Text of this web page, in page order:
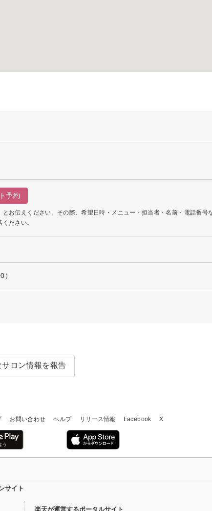
予約
お伝えください。その際、希望日時・メニュー・担当者・名前・電話番号
ださい。
ロン情報を報告
お問い合わせ ヘルプ リリース情報 Facebook X
サイト
楽天が運営するポータルサイト